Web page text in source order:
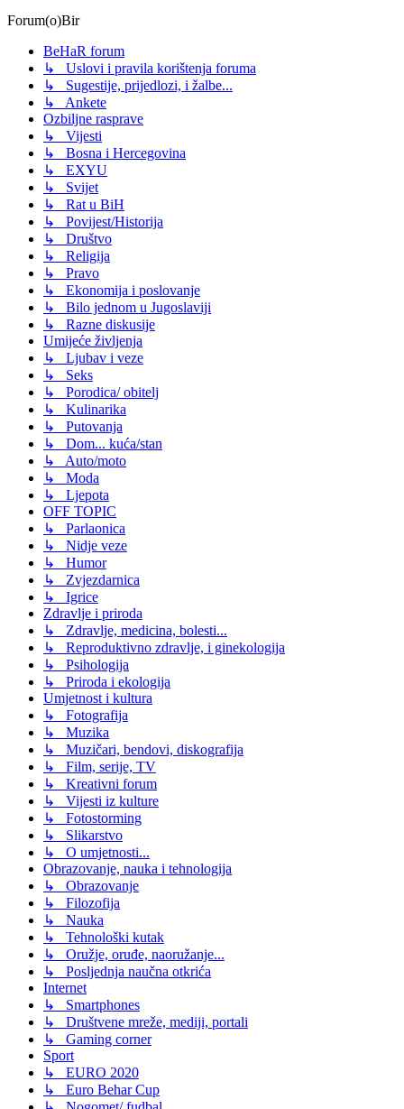
Forum(o)Bir
BeHaR forum
↳ Uslovi i pravila korištenja foruma
↳ Sugestije, prijedlozi, i žalbe...
↳ Ankete
Ozbiljne rasprave
↳ Vijesti
↳ Bosna i Hercegovina
↳ EXYU
↳ Svijet
↳ Rat u BiH
↳ Povijest/Historija
↳ Društvo
↳ Religija
↳ Pravo
↳ Ekonomija i poslovanje
↳ Bilo jednom u Jugoslaviji
↳ Razne diskusije
Umijeće življenja
↳ Ljubav i veze
↳ Seks
↳ Porodica/ obitelj
↳ Kulinarika
↳ Putovanja
↳ Dom... kuća/stan
↳ Auto/moto
↳ Moda
↳ Ljepota
OFF TOPIC
↳ Parlaonica
↳ Nidje veze
↳ Humor
↳ Zvjezdarnica
↳ Igrice
Zdravlje i priroda
↳ Zdravlje, medicina, bolesti...
↳ Reproduktivno zdravlje, i ginekologija
↳ Psihologija
↳ Priroda i ekologija
Umjetnost i kultura
↳ Fotografija
↳ Muzika
↳ Muzičari, bendovi, diskografija
↳ Film, serije, TV
↳ Kreativni forum
↳ Vijesti iz kulture
↳ Fotostorming
↳ Slikarstvo
↳ O umjetnosti...
Obrazovanje, nauka i tehnologija
↳ Obrazovanje
↳ Filozofija
↳ Nauka
↳ Tehnološki kutak
↳ Oružje, oruđe, naoružanje...
↳ Posljednja naučna otkrića
Internet
↳ Smartphones
↳ Društvene mreže, mediji, portali
↳ Gaming corner
Sport
↳ EURO 2020
↳ Euro Behar Cup